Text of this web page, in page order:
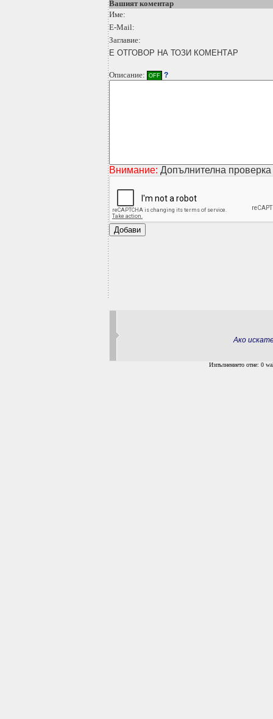
Вашият коментар
Име:
E-Mail:
Заглавие:
Е ОТГОВОР НА ТОЗИ КОМЕНТАР
Описание: OFF ?
Внимание: Допълнителна проверка
Ако
Изпълнението отне: 0